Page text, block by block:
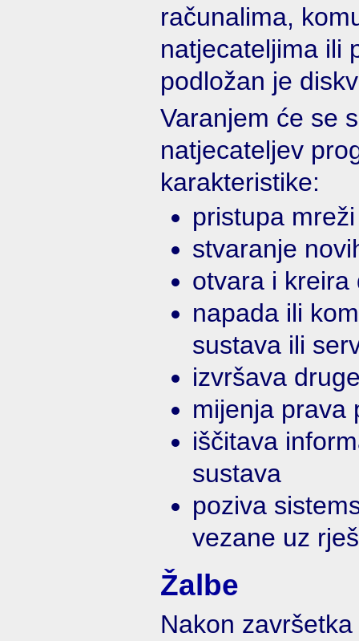
računalima,
natjecateljima ili
podložan je
Varanjem će se
natjecateljev
karakteristike:
pristupa mreži
stvaranje
otvara i kreira
napada ili
sustava ili
izvršava
mijenja prava
iščitava
sustava
poziva
vezane uz
Žalbe
Nakon